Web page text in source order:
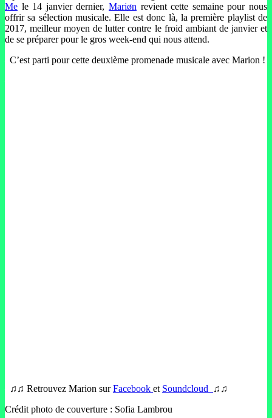
Me le 14 janvier dernier, Mariøn revient cette semaine pour nous
offrir sa sélection musicale. Elle est donc là, la première playlist de
2017, meilleur moyen de lutter contre le froid ambiant de janvier et
de se préparer pour le gros week-end qui nous attend.
C’est parti pour cette deuxième promenade musicale avec Marion !
♫♫ Retrouvez Marion surFacebook et Soundcloud
♫♫
Crédit photo de couverture : Sofia Lambrou